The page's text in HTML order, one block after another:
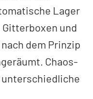
Lager
und
dem Prinzip
Chaos-